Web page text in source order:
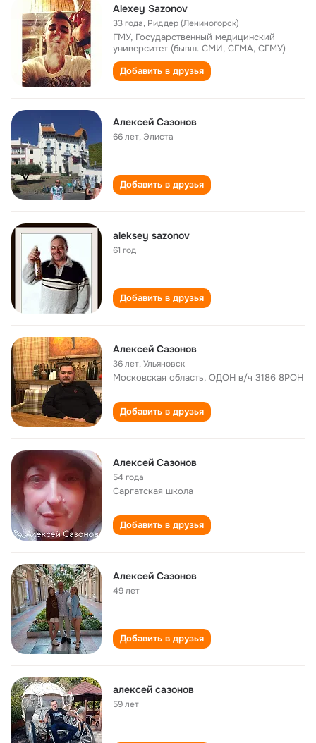
Alexey Sazonov
33 года, Риддер (Лениногорск)
ГМУ, Государственный медицинский
университет (бывш. СМИ, СГМА, СГМУ)
Добавить в друзья
Алексей Сазонов
66 лет, Элиста
Добавить в друзья
aleksey sazonov
61 год
Добавить в друзья
Алексей Сазонов
36 лет,Ульяновск
Московская область, ОДОН в/ч 3186 8РОН
Добавить в друзья
Алексей Сазонов
54 года
Саргатская школа
Добавить в друзья
Алексей Сазонов
49 лет
Добавить в друзья
алексей сазонов
59 лет